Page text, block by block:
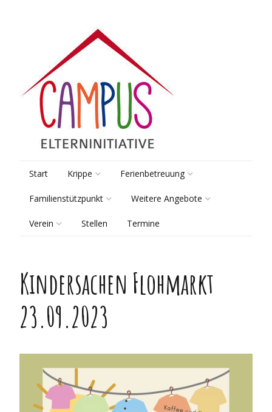
Start Krippe
Räume & Gruppen
Pädagogik
Marte Meo-Kita
Anmeldung
Ferienbetreuung
Pädagogik
Kooperationen
Familienstützpunkt
Beratung
Spielgruppe
Webtalk
Weitere Angebote
Lernsamstage
Verein
Mitgliedschaft
Historie
Stellen Termine
Kindersachen Flohmarkt
23.09.2023